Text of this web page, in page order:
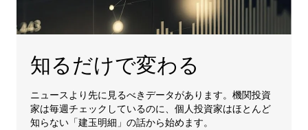
知るだけで変わる
ニュースより先に見るべきデータがあります。機関投資
家は毎週チェックしているのに、個人投資家はほとんど
知らない「建玉明細」の話から始めます。